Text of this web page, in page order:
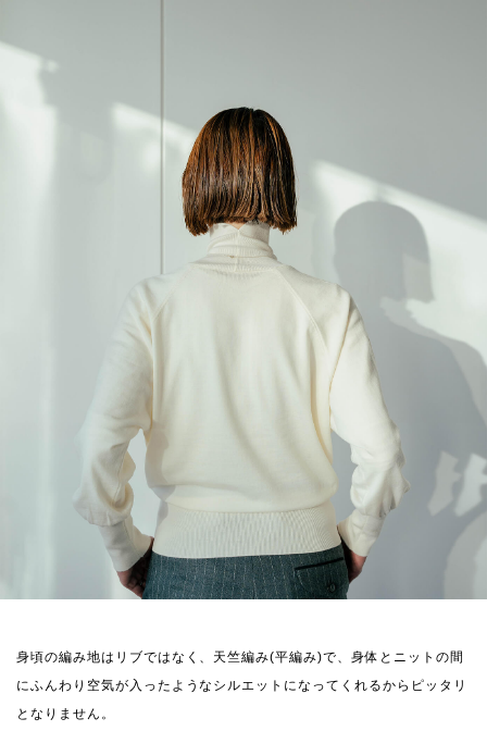
身頃の編み地はリブではなく、天竺編み(平編み)で、身体とニットの間
にふんわり空気が入ったようなシルエットになってくれるからピッタリ
となりません。